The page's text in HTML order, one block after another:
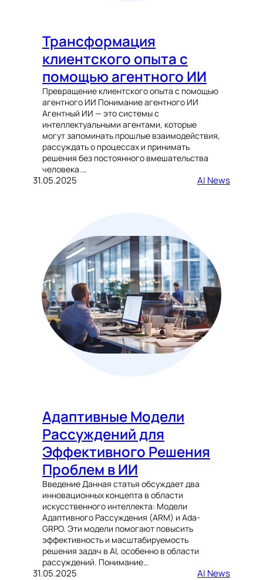
Трансформация
клиентского опыта с
помощью агентного ИИ
Превращение клиентского опыта с помощью
агентного ИИ Понимание агентного ИИ
Агентный ИИ — это системы с
интеллектуальными агентами, которые
могут запоминать прошлые взаимодействия,
рассуждать о процессах и принимать
решения без постоянного вмешательства
человека.…
31.05.2025 AI News
Адаптивные Модели
Рассуждений для
Эффективного Решения
Проблем в ИИ
Введение Данная статья обсуждает два
инновационных концепта в области
искусственного интеллекта: Модели
Адаптивного Рассуждения (ARM) и Ada-
GRPO. Эти модели помогают повысить
эффективность и масштабируемость
решения задач в AI, особенно в области
рассуждений. Понимание…
31.05.2025 AI News